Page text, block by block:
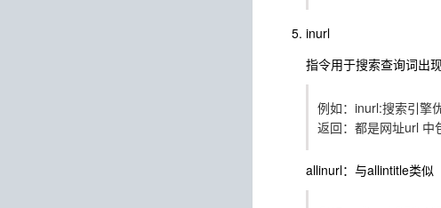
inurl
指令用于搜索查询词出
例如：inurl:搜索引擎
返回：都是网址url 中
allinurl：与allintitle类似